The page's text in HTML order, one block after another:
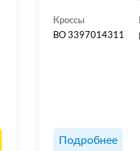
Кроссы
BO 3397014311
Подробнее